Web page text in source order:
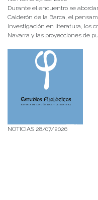
Durante el encuentro se
Calderón de la Barca, el
investigación en literatura, los
Navarra y las proyecciones de
NOTICIAS 28/07/2026